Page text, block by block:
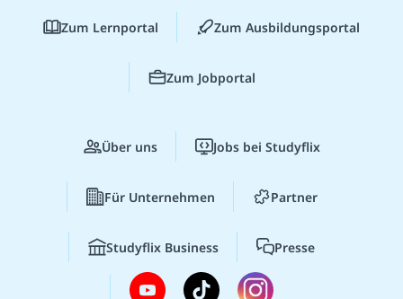
Zum Lernportal Zum Ausbildungsportal
Zum Jobportal
Über uns Jobs bei Studyflix
Für Unternehmen Partner
Studyflix Business Presse